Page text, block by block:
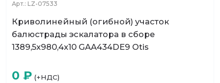
Арт.: LZ-07533
Криволинейный (огибной) участок
балюстрады эскалатора в сборе
1389,5x980,4x10 GAA434DE9 Otis
0 ₽ (+НДС)